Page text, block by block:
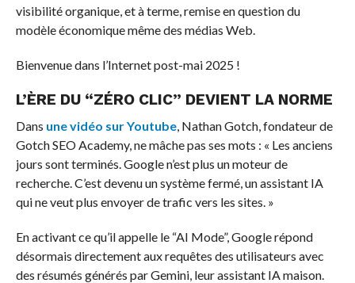
visibilité organique, et à terme, remise en question du
modèle économique même des médias Web.
Bienvenue dans l’Internet post-mai 2025 !
L’ÈRE DU “ZÉRO CLIC” DEVIENT LA NORME
Dans une vidéo sur Youtube, Nathan Gotch, fondateur de
Gotch SEO Academy, ne mâche pas ses mots : « Les anciens
jours sont terminés. Google n’est plus un moteur de
recherche. C’est devenu un système fermé, un assistant IA
qui ne veut plus envoyer de trafic vers les sites. »
En activant ce qu’il appelle le “AI Mode”, Google répond
désormais directement aux requêtes des utilisateurs avec
des résumés générés par Gemini, leur assistant IA maison.